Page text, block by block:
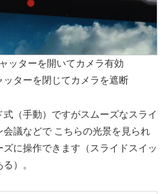
ッターを開いてカメラ有効
ッターを閉じてカメラを遮断
（手動）ですがスムーズなスライ
会議などで こちらの光景を見られ
に操作できます（スライドスイッ
）。